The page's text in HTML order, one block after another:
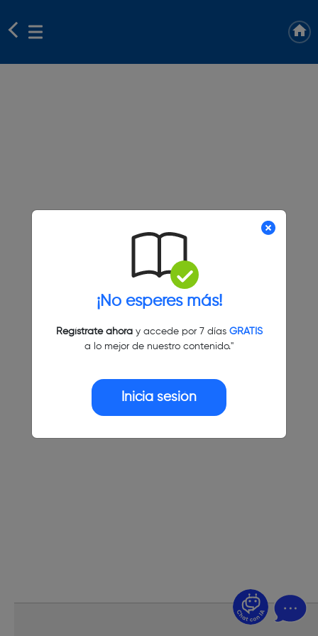
¡No esperes más!
Regístrate ahoray accede por 7 días GRATIS
a lo mejor de nuestro contenido."
Inicia sesión